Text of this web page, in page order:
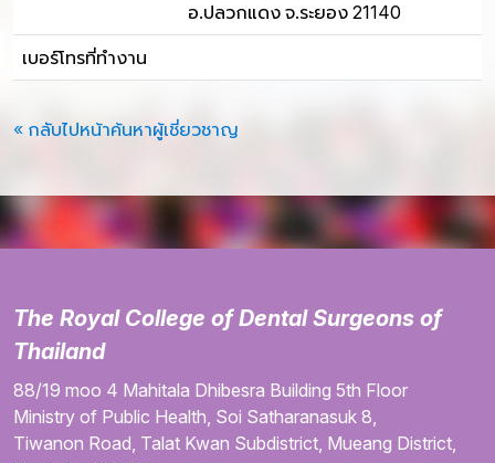
อ.ปลวกแดง จ.ระยอง 21140
เบอร์โทรที่ทำงาน
« กลับไปหน้าค้นหาผู้เชี่ยวชาญ
The Royal College of Dental Surgeons of
Thailand
88/19 moo 4 Mahitala Dhibesra Building 5th Floor
Ministry of Public Health, Soi Satharanasuk 8,
Tiwanon Road, Talat Kwan Subdistrict, Mueang District,